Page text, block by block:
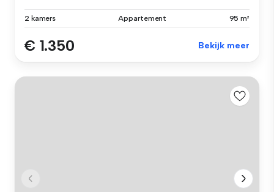
2 kamers Appartement 95 m²
€ 1.350 Bekijk meer